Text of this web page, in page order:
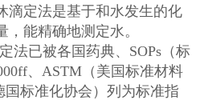
滴定法是基于和水发生的化
能精确地测定水。
法已被各国药典、SOPs（标
、ASTM（美国标准材料
标准化协会）列为标准指